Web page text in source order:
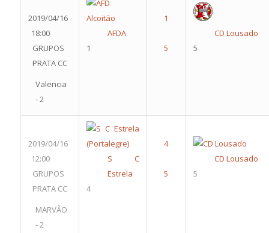
2019/04/16
18:00
GRUPOS
PRATA CC
Valencia
- 2
AFDA
1
CD Lousado
5
2019/04/16
12:00
GRUPOS
PRATA CC
MARVÃO
- 2
S C
Estrela
4
CD Lousado
5